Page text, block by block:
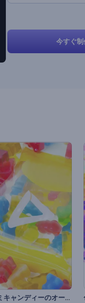
今すぐ制
グミキャンディーのオープニング動画